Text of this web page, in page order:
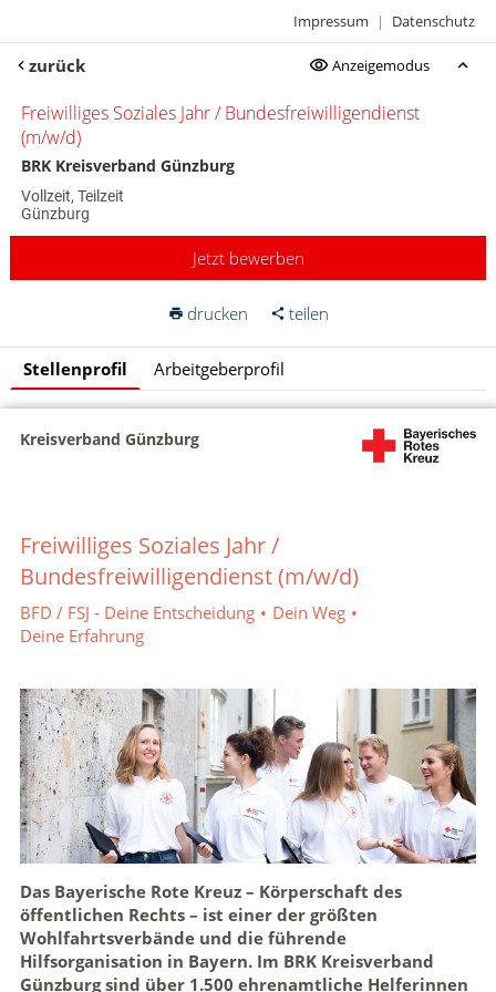
Impressum | Datenschutz
zurück Anzeigemodus
Freiwilliges Soziales Jahr / Bundesfreiwilligendienst
(m/w/d)
BRK Kreisverband Günzburg
Vollzeit, Teilzeit
Günzburg
Jetzt bewerben
drucken teilen
Stellenprofil Arbeitgeberprofil
Karte anzeigen